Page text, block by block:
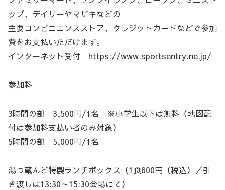
ップ、デイリーヤマザキなどの
主要コンビニエンスストア、クレジットカードなどで参加
費をお支払いただけます。
インターネット受付 https://www.sportsentry.ne.jp/
参加料
3時間の部 3,500円/1名 ※小学生以下は無料（地図配
付は参加料支払い者のみ対象）
5時間の部 5,000円/1名
湯つ蔵んど特製ランチボックス（1食600円（税込）／引
き渡しは13:30～15:30会場にて）